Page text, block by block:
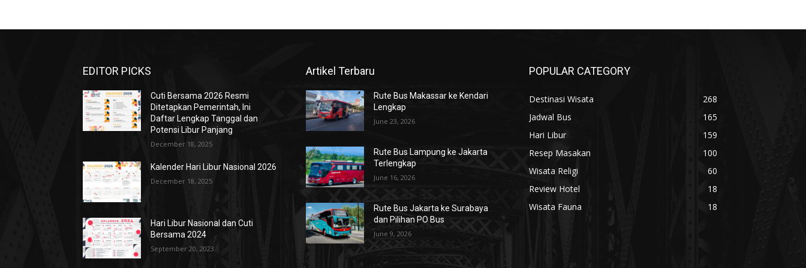
EDITOR PICKS
Cuti Bersama 2026 Resmi
Ditetapkan Pemerintah, Ini
Daftar Lengkap Tanggal dan
Potensi Libur Panjang
December 18, 2025
Kalender Hari Libur Nasional 2026
December 18, 2025
Hari Libur Nasional dan Cuti
Bersama 2024
September 20, 2023
Artikel Terbaru
Rute Bus Makassar ke Kendari
Lengkap
June 23, 2026
Rute Bus Lampung ke Jakarta
Terlengkap
June 16, 2026
Rute Bus Jakarta ke Surabaya
dan Pilihan PO Bus
June 9, 2026
POPULAR CATEGORY
Destinasi Wisata
268
Jadwal Bus
165
Hari Libur
159
Resep Masakan
100
Wisata Religi
60
Review Hotel
18
Wisata Fauna
18